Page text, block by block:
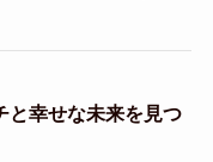
と幸せな未来を見つ